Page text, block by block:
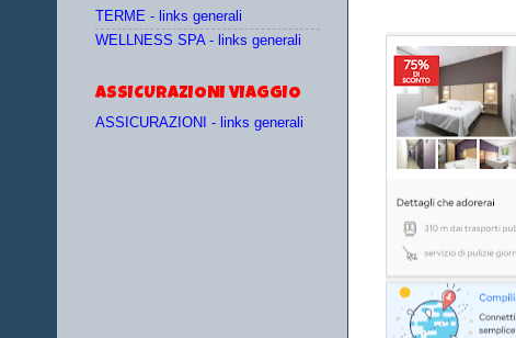
TERME - links generali
WELLNESS SPA - links generali
ASSICURAZIONI VIAGGIO
ASSICURAZIONI - links generali